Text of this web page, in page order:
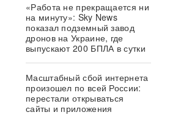
«Работа не прекращается ни
на минуту»: Sky News
показал подземный завод
дронов на Украине, где
выпускают 200 БПЛА в сутки
Масштабный сбой интернета
произошел по всей России:
перестали открываться
сайты и приложения